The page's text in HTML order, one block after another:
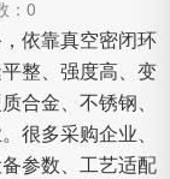
：0
依靠真空密闭环
整、强度高、变
合金、不锈钢、
很多采购企业、
参数、工艺适配